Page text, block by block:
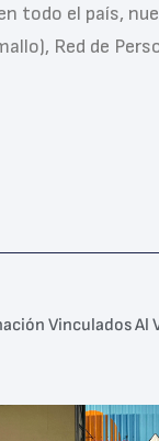
todo el país,
Red de
Vinculados Al